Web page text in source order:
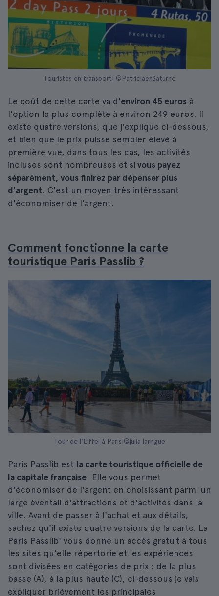
Touristes en transport| ©PatriciaenSaturno
Le coût de cette carte va d'environ 45 euros à
l'option la plus complète à environ 249 euros. Il
existe quatre versions, que j'explique ci-dessous,
et bien que le prix puisse sembler élevé à
première vue, dans tous les cas, les activités
incluses sont nombreuses et si vous payez
séparément, vous finirez par dépenser plus
d'argent. C'est un moyen très intéressant
d'économiser de l'argent.
Comment fonctionne la carte
touristique Paris Passlib ?
Tour de l'Eiffel à Paris|©julia larrigue
Paris Passlib est la carte touristique officielle de
la capitale française. Elle vous permet
d'économiser de l'argent en choisissant parmi un
large éventail d'attractions et d'activités dans la
ville. Avant de passer à l'achat et aux détails,
sachez qu'il existe quatre versions de la carte. La
Paris Passlib' vous donne un accès gratuit à tous
les sites qu'elle répertorie et les expériences
sont divisées en catégories de prix : de la plus
basse (A), à la plus haute (C), ci-dessous je vais
expliquer brièvement les principales